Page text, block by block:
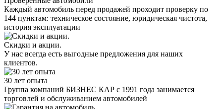
Каждый автомобиль перед продажей проходит проверку по
144 пунктам: техническое состояние, юридическая чистота,
история эксплуатации
Скидки и акции.
У нас всегда есть выгодные предложения для наших
клиентов.
30 лет опыта
Группа компаний БИЗНЕС КАР с 1991 года занимается
торговлей и обслуживанием автомобилей